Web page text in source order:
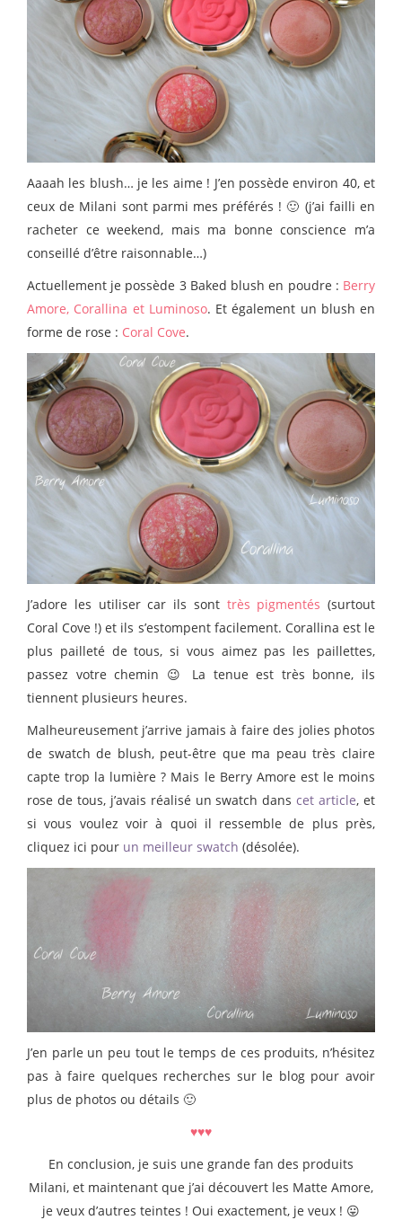
Aaaah les blush… je les aime ! J’en possède environ 40, et
ceux de Milani sont parmi mes préférés ! 🙂 (j’ai failli en
racheter ce weekend, mais ma bonne conscience m’a
conseillé d’être raisonnable…)
Actuellement je possède 3 Baked blush en poudre : Berry
Amore, Corallina et Luminoso. Et également un blush en
forme de rose : Coral Cove.
J’adore les utiliser car ils sont très pigmentés (surtout
Coral Cove !) et ils s’estompent facilement. Corallina est le
plus pailleté de tous, si vous aimez pas les paillettes,
passez votre chemin 😉 La tenue est très bonne, ils
tiennent plusieurs heures.
Malheureusement j’arrive jamais à faire des jolies photos
de swatch de blush, peut-être que ma peau très claire
capte trop la lumière ? Mais le Berry Amore est le moins
rose de tous, j’avais réalisé un swatch danscet article, et
si vous voulez voir à quoi il ressemble de plus près,
cliquez ici pour un meilleur swatch (désolée).
J’en parle un peu tout le temps de ces produits, n’hésitez
pas à faire quelques recherches sur le blog pour avoir
plus de photos ou détails 🙂
♥♥♥
En conclusion, je suis une grande fan des produits
Milani, et maintenant que j’ai découvert les Matte Amore,
je veux d’autres teintes ! Oui exactement, je veux ! 😛